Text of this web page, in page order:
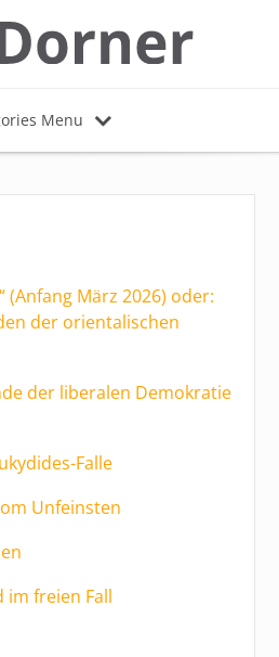
Menu
(Anfang März 2026) oder:
der orientalischen
der liberalen Demokratie
Falle
Unfeinsten
im freien Fall